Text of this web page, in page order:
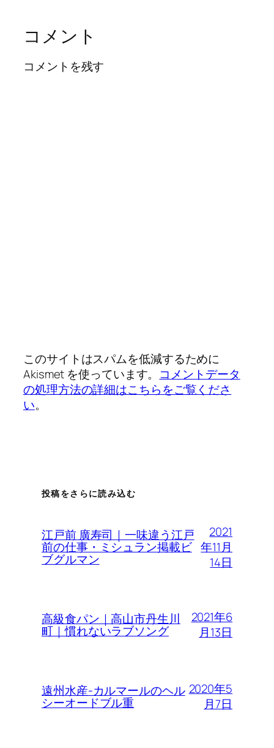
コメント
コメントを残す
このサイトはスパムを低減するために
Akismet を使っています。 コメントデータ
の処理方法の詳細はこちらをご覧くださ
い。
投稿をさらに読み込む
江戸前 廣寿司｜一味違う江戸
前の仕事・ミシュラン掲載ビ
ブグルマン
2021
年11月
14日
高級食パン｜高山市丹生川
町｜慣れないラブソング
2021年6
月13日
遠州水産-カルマールのヘル
シーオードブル重
2020年5
月7日